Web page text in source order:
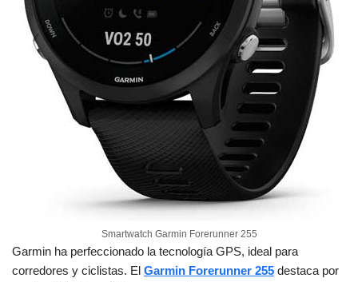
Smartwatch Garmin Forerunner 255
Garmin ha perfeccionado la tecnología GPS, ideal para
corredores y ciclistas. El Garmin Forerunner 255 destaca por